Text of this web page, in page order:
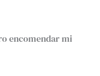
encomendar mi